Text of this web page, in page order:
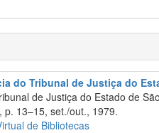
do Tribunal de Justiça do
de Justiça do Estado de
13–15, set./out., 1979.
de Bibliotecas